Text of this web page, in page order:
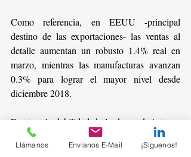
Como referencia, en EEUU -principal
destino de las exportaciones- las ventas al
detalle aumentan un robusto 1.4% real en
marzo, mientras las manufacturas avanzan
0.3% para lograr el mayor nivel desde
diciembre 2018.
Frente a la debilidad de la demanda interna,
la estabilidad del peso ayuda a moderar el
impacto de la inflación sobre el poder
Llámanos Envíanos E-Mail ¡Síguenos!